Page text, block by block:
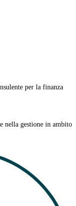
per la finanza
nella gestione in ambito